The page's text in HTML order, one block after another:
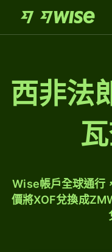
西非法
Wise帳戶全球通行
價將XOF兌換成